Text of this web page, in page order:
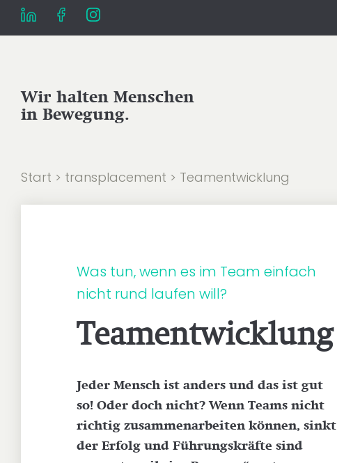
Wir halten Menschen
in Bewegung.
Start > transplacement > Team­ent­wick­lung
Was tun, wenn es im Team einfach
nicht rund laufen will?
Team­ent­wick­lung
Jeder Mensch ist anders und das ist gut
so! Oder doch nicht? Wenn Teams nicht
richtig zusam­men­ar­bei­ten können, sinkt
der Erfolg und Füh­rungs­kräf­te sind